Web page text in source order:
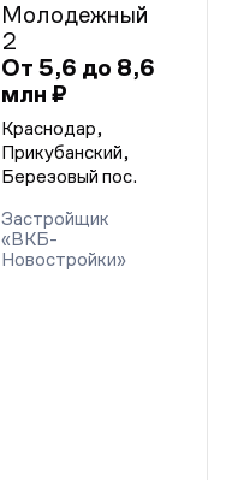
Молодежный
2
От 5,6 до 8,6
млн ₽
Краснодар,
Прикубанский,
Березовый пос.
Застройщик
«ВКБ-
Новостройки»